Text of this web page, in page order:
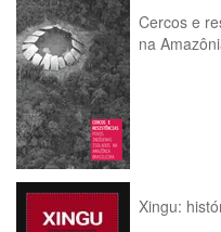
Cercos e
na
Xingu: